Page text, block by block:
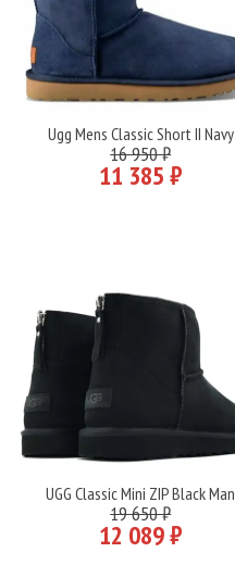
Подробнее
Ugg Mens Classic Short II Navy
16 950 ₽
11 385 ₽
Подробнее
UGG Classic Mini ZIP Black Man
19 650 ₽
12 089 ₽